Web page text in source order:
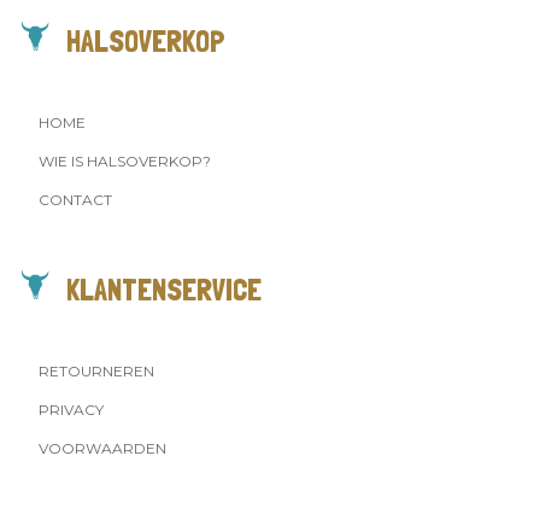
HALSOVERKOP
HOME
WIE IS HALSOVERKOP?
CONTACT
KLANTENSERVICE
RETOURNEREN
PRIVACY
VOORWAARDEN